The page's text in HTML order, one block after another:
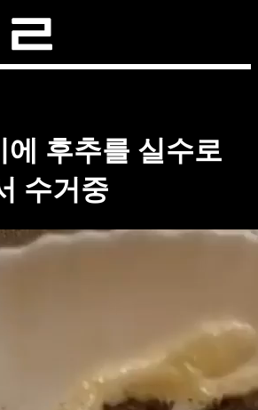
에 후추를 실수로
수거중